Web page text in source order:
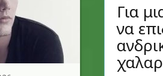
Για
να